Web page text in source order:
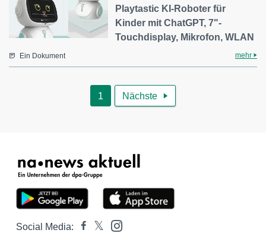
Playtastic KI-Roboter für
Kinder mit ChatGPT, 7"-
Touchdisplay, Mikrofon, WLAN
Ein Dokument mehr
1 Nächste 
Social Media: